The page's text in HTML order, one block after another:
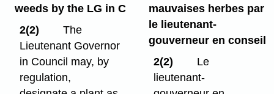
weeds by the LG in C
2(2)
The
Lieutenant Governor
in Council may, by
regulation,
mauvaises herbes par
le lieutenant-
gouverneur en conseil
2(2)
Le
lieutenant-